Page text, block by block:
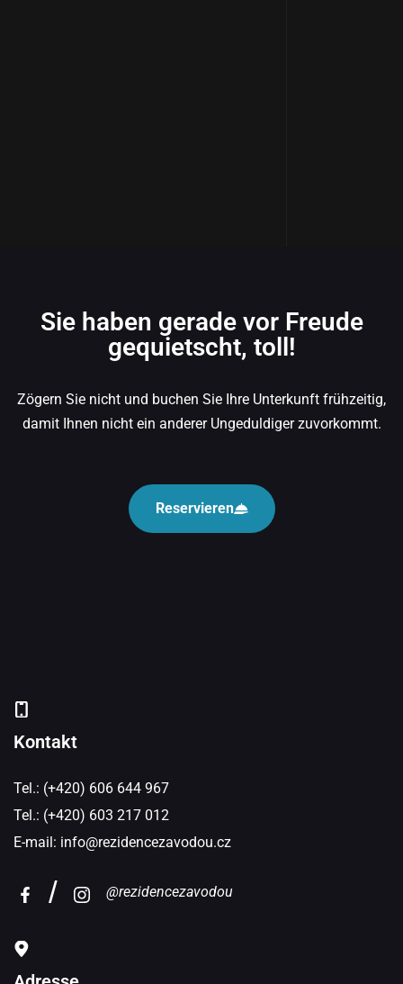
Sie haben gerade vor Freude
gequietscht, toll!
Zögern Sie nicht und buchen Sie Ihre Unterkunft frühzeitig,
damit Ihnen nicht ein anderer Ungeduldiger zuvorkommt.
Reservieren
Kontakt
Tel.: (+420) 606 644 967
Tel.: (+420) 603 217 012
E-mail: info@rezidencezavodou.cz
@rezidencezavodou